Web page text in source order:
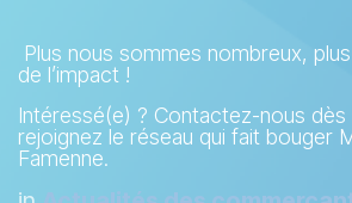
Plus nous sommes nombreux,
de l’impact !
Intéressé(e) ? Contactez-nous dès
rejoignez le réseau qui fait bouger
Famenne.